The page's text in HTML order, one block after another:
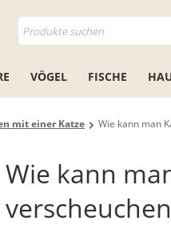
VÖGEL FISCHE
mit einer Katze Wie kann man
Wie kann